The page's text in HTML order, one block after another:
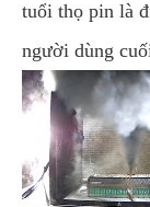
tuổi thọ pin là
người dùng